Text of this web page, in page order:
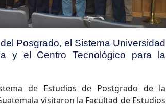
Posgrado, el Sistema Universidad
y el Centro Tecnológico para la
de Estudios de Postgrado de la
visitaron la Facultad de Estudios